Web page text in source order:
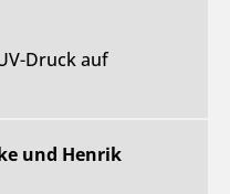
Druck auf
und Henrik